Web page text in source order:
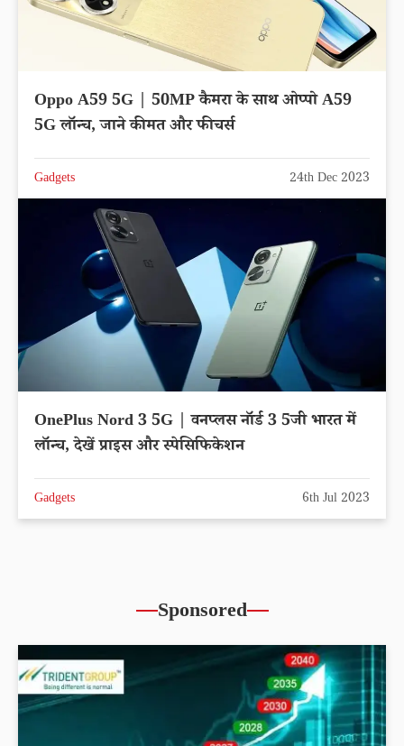
Oppo A59 5G | 50MP कैमरा के साथ ओप्पो A59
5G लॉन्च, जाने कीमत और फीचर्स
Gadgets 24th Dec 2023
OnePlus Nord 3 5G | वनप्लस नॉर्ड 3 5जी भारत में
लॉन्च, देखें प्राइस और स्पेसिफिकेशन
Gadgets 6th Jul 2023
Sponsored